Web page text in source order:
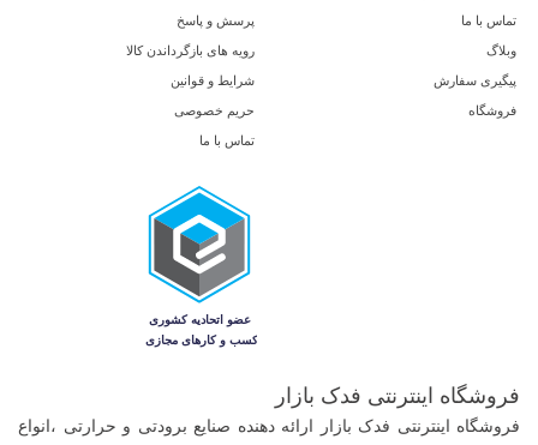
تماس با ما
وبلاگ
پیگیری سفارش
فروشگاه
پرسش و پاسخ
رویه های بازگرداندن کالا
شرایط و قوانین
حریم خصوصی
تماس با ما
فروشگاه اینترنتی فدک بازار
فروشگاه اینترنتی فدک بازار ارائه دهنده صنایع برودتی و حرارتی ، انواع